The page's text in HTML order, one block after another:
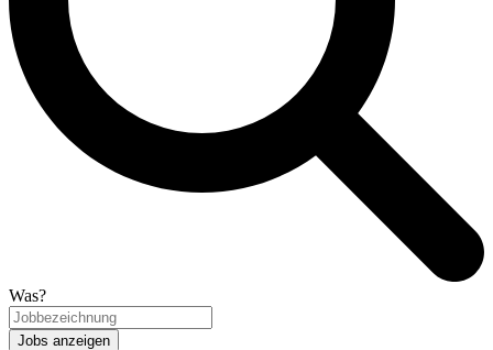
Was?
Jobs anzeigen